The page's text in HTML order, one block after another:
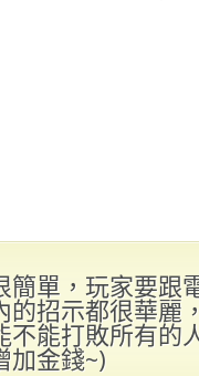
簡單，玩家要跟
的招示都很華麗
不能打敗所有的
加金錢~)